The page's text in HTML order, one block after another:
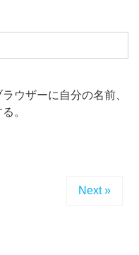
ウザーに自分の名前、
。
Next »